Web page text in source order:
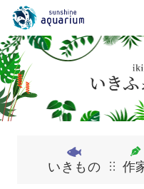
いきもの 作